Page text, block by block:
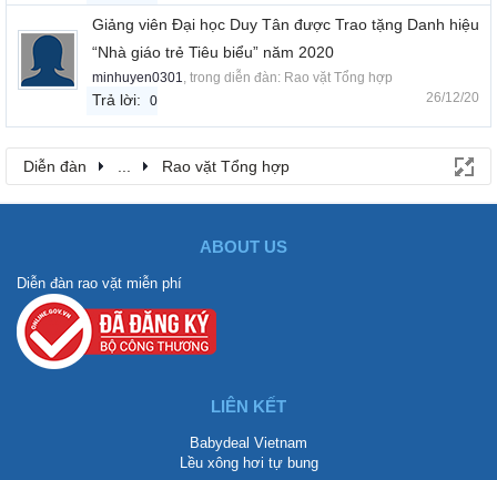
Giảng viên Đại học Duy Tân được Trao tặng Danh hiệu
“Nhà giáo trẻ Tiêu biểu” năm 2020
minhuyen0301, trong diễn đàn: Rao vặt Tổng hợp
Trả lời: 0 26/12/20
Diễn đàn ... Rao vặt Tổng hợp
ABOUT US
Diễn đàn rao vặt miễn phí
LIÊN KẾT
Babydeal Vietnam
Lều xông hơi tự bung